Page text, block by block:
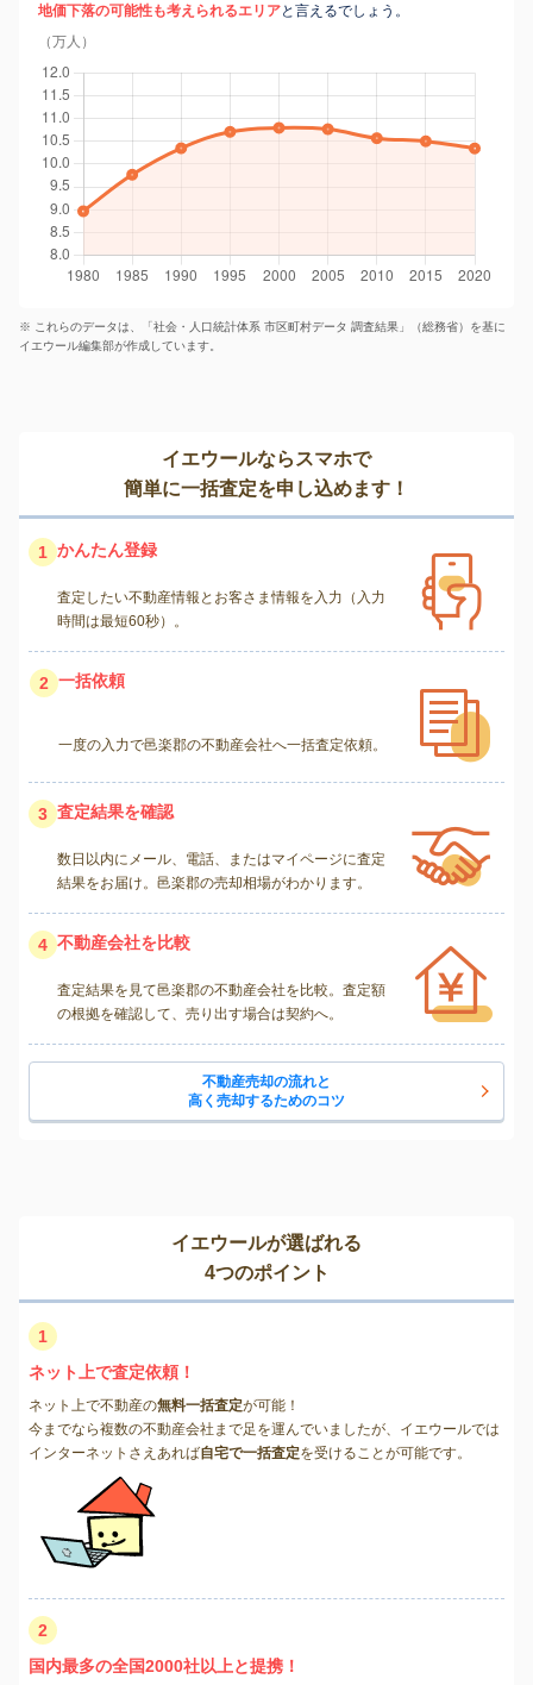
地価下落の可能性も考えられるエリアと言えるでしょう。
（万人）
※ これらのデータは、「社会・人口統計体系 市区町村データ 調査結果」（総務省）を基に
イエウール編集部が作成しています。
イエウールならスマホで
簡単に一括査定を申し込めます！
1 かんたん登録
査定したい不動産情報とお客さま情報を入力（入力
時間は最短60秒）。
2 一括依頼
一度の入力で邑楽郡の不動産会社へ一括査定依頼。
3 査定結果を確認
数日以内にメール、電話、またはマイページに査定
結果をお届け。邑楽郡の売却相場がわかります。
4 不動産会社を比較
査定結果を見て邑楽郡の不動産会社を比較。査定額
の根拠を確認して、売り出す場合は契約へ。
不動産売却の流れと
高く売却するためのコツ
イエウールが選ばれる
4つのポイント
1
ネット上で査定依頼！
ネット上で不動産の無料一括査定が可能！
今までなら複数の不動産会社まで足を運んでいましたが、イエウールでは
インターネットさえあれば自宅で一括査定を受けることが可能です。
2
国内最多の全国2000社以上と提携！